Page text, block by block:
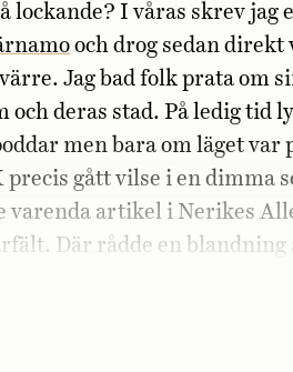
lockande? I våras skrev jag
och drog sedan
Jag bad folk prata om
och deras stad. På ledig tid
men bara om läget var
precis gått vilse i en dimma
varenda artikel i Nerikes
Där rådde en blandning